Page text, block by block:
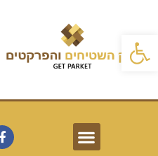
פתח סרגל נגישות